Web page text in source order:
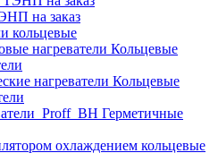
на заказ
кольцевые
Кольцевые
Кольцевые
Герметичные